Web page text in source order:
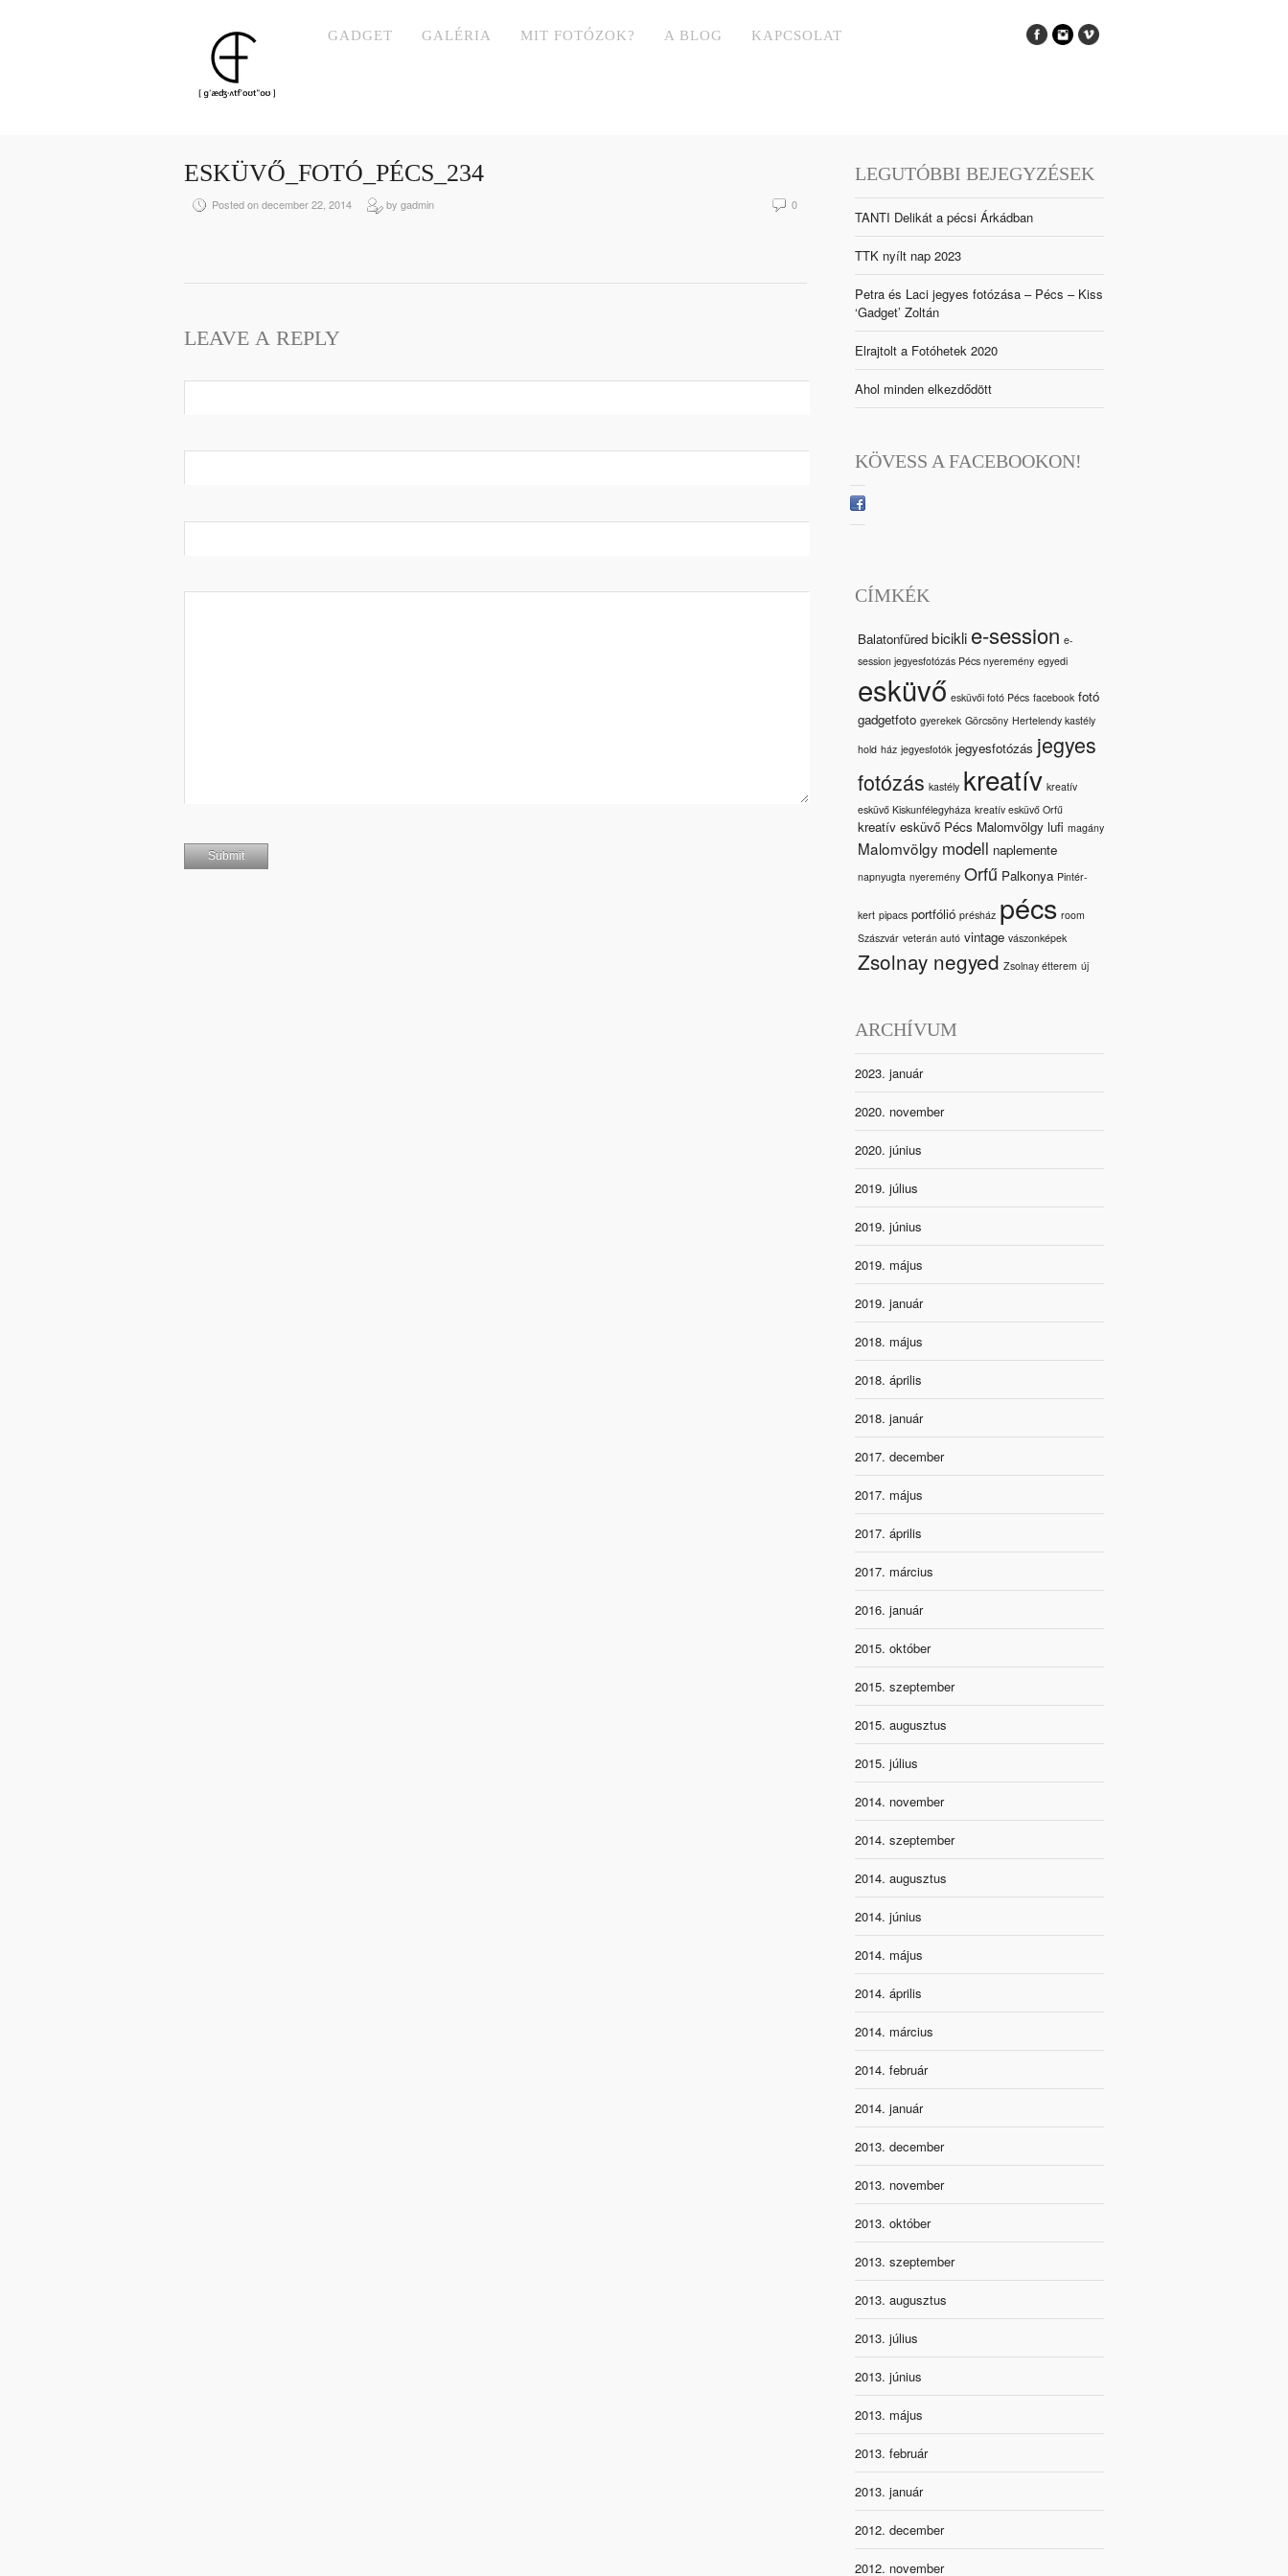
GADGET GALÉRIA MIT FOTÓZOK? A BLOG KAPCSOLAT
ESKÜVŐ_FOTÓ_PÉCS_234
Posted on december 22, 2014 by gadmin 0
LEAVE A REPLY
LEGUTÓBBI BEJEGYZÉSEK
TANTI Delikát a pécsi Árkádban
TTK nyílt nap 2023
Petra és Laci jegyes fotózása – Pécs – Kiss
‘Gadget’ Zoltán
Elrajtolt a Fotóhetek 2020
Ahol minden elkezdődött
KÖVESS A FACEBOOKON!
CÍMKÉK
Balatonfüred bicikli e-session e-
session jegyesfotózás Pécs nyeremény egyedi
esküvő esküvői fotó Pécs facebook fotó
gadgetfoto gyerekek Görcsöny Hertelendy kastély
hold ház jegyesfotók jegyesfotózás jegyes
fotózás kastély kreatív kreatív
esküvő Kiskunfélegyháza kreatív esküvő Orfű
kreatív esküvő Pécs Malomvölgy lufi magány
Malomvölgy modell naplemente
napnyugta nyeremény Orfű Palkonya Pintér-
kert pipacs portfólió présház pécs room
Szászvár veterán autó vintage vászonképek
Zsolnay negyed Zsolnay étterem új
ARCHÍVUM
2023. január
2020. november
2020. június
2019. július
2019. június
2019. május
2019. január
2018. május
2018. április
2018. január
2017. december
2017. május
2017. április
2017. március
2016. január
2015. október
2015. szeptember
2015. augusztus
2015. július
2014. november
2014. szeptember
2014. augusztus
2014. június
2014. május
2014. április
2014. március
2014. február
2014. január
2013. december
2013. november
2013. október
2013. szeptember
2013. augusztus
2013. július
2013. június
2013. május
2013. február
2013. január
2012. december
2012. november